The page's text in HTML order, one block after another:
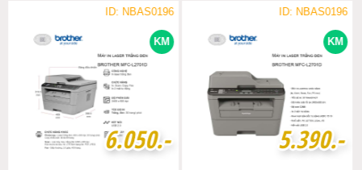
KM
ID: NBAS0196
6.050.-
6.050.-
KM
ID: NBAS0196
5.390.-
5.390.-